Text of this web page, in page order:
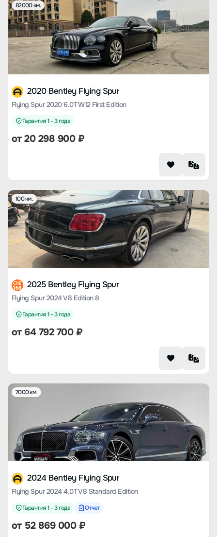
82000 км.
2020 Bentley Flying Spur
Flying Spur 2020 6.0T W12 First Edition
Гарантия 1 - 3 года
от20 298 900₽
100 км.
CHE
168 2025 Bentley Flying Spur
Flying Spur 2024 V8 Edition 8
Гарантия 1 - 3 года
от 64 792 700₽
7000 км.
2024 Bentley Flying Spur
Flying Spur 2024 4.0T V8 Standard Edition
Гарантия 1 - 3 года Отчет
от 52 869 000₽